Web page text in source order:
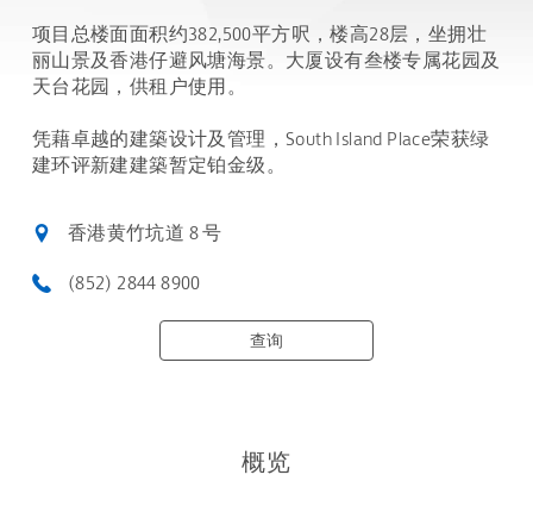
项目总楼面面积约382,500平方呎，楼高28层，坐拥壮
丽山景及香港仔避风塘海景。大厦设有叁楼专属花园及
天台花园，供租户使用。
凭藉卓越的建築设计及管理，South Island Place荣获绿
建环评新建建築暂定铂金级。
香港黄竹坑道 8 号
(852) 2844 8900
查询
概览